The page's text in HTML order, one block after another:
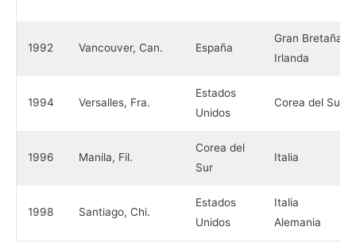
1992 Vancouver, Can. España
Gran Bretaña-
Irlanda
1994 Versalles, Fra.
Estados
Unidos
Corea del Sur
1996 Manila, Fil.
Corea del
Sur
Italia
1998 Santiago, Chi.
Estados
Unidos
Italia
Alemania